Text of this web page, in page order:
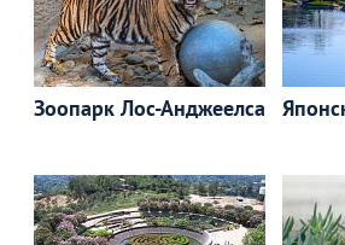
Зоопарк Лос-Анджеелса